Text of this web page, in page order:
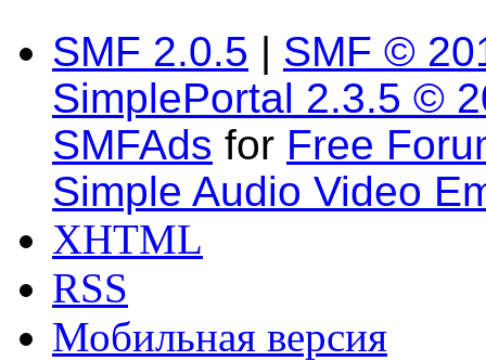
SMF 2.0.5 | SMF ©
SimplePortal 2.3.5 ©
SMFAds for Free
Simple Audio Video
XHTML
RSS
Мобильная версия